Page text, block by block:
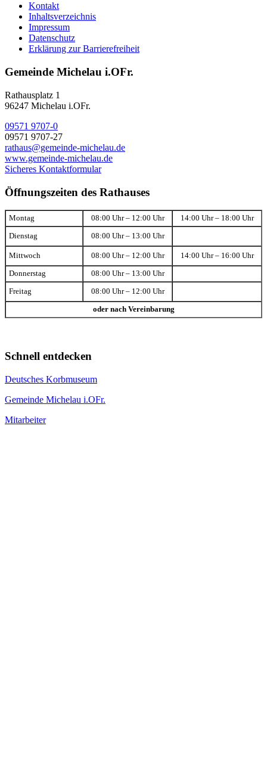
Kontakt
Inhaltsverzeichnis
Impressum
Datenschutz
Erklärung zur Barrierefreiheit
Gemeinde Michelau i.OFr.
Rathausplatz 1
96247 Michelau i.OFr.
09571 9707-0
09571 9707-27
rathaus@gemeinde-michelau.de
www.gemeinde-michelau.de
Sicheres Kontaktformular
Öffnungszeiten des Rathauses
Montag 08:00 Uhr – 12:00 Uhr 14:00 Uhr – 18:00 Uhr
Dienstag 08:00 Uhr – 13:00 Uhr
Mittwoch 08:00 Uhr – 12:00 Uhr 14:00 Uhr – 16:00 Uhr
Donnerstag 08:00 Uhr – 13:00 Uhr
Freitag 08:00 Uhr – 12:00 Uhr
oder nach Vereinbarung
Schnell entdecken
Deutsches Korbmuseum
Gemeinde Michelau i.OFr.
Mitarbeiter